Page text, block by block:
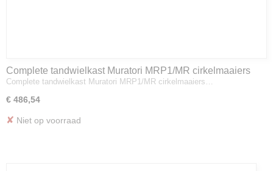
Complete tandwielkast Muratori MRP1/MR cirkelmaaiers
Complete tandwielkast Muratori MRP1/MR cirkelmaaiers…
€ 486,54
✘ Niet op voorraad